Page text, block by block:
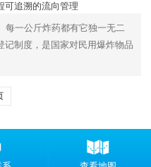
可追溯的流向管理
每一公斤炸药都有它独一无二
记制度，是国家对民用爆炸物品